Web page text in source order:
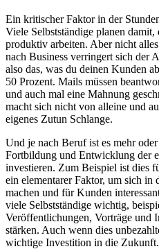
Ein kritischer Faktor in der
Viele Selbstständige planen
produktiv arbeiten. Aber nicht
nach Business verringert sich der
also das, was du deinen Kunden
50 Prozent. Mails müssen
und auch mal eine Mahnung
macht sich nicht von alleine und
eigenes Zutun Schlange.
Und je nach Beruf ist es mehr
Fortbildung und Entwicklung der
investieren. Zum Beispiel ist dies
ein elementarer Faktor, um sich in
machen und für Kunden
viele Selbstständige wichtig,
Veröffentlichungen, Vorträge und
stärken. Auch wenn dies
wichtige Investition in die Zukunft.